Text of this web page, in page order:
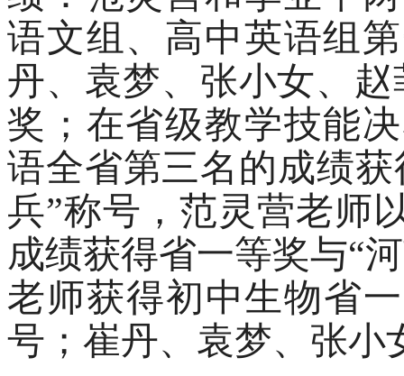
语文组、高中英语组
丹、袁梦、张小女、
奖；在省级教学技能
语全省第三名的成绩
兵”称号，范灵营老师
成绩获得省一等奖与“
老师获得初中生物省
号；崔丹、袁梦、张小